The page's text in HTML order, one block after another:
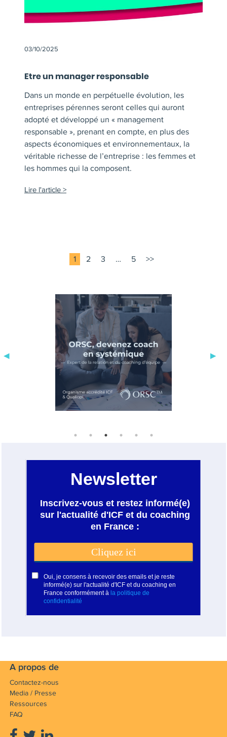
03/10/2025
Etre un manager responsable
Dans un monde en perpétuelle évolution, les
entreprises pérennes seront celles qui auront
adopté et développé un « management
responsable », prenant en compte, en plus des
aspects économiques et environnementaux, la
véritable richesse de l’entreprise : les femmes et
les hommes qui la composent.
Lire l'article
1 2 3 … 5 >>
A propos de
Contactez-nous
Media / Presse
Ressources
FAQ